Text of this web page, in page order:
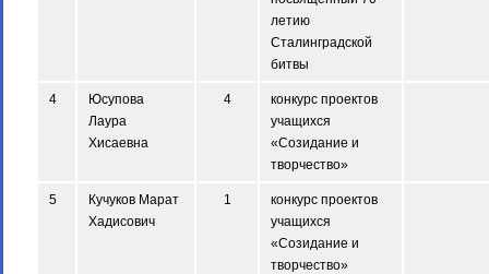
летию
Сталинградской
битвы
4
Юсупова
Лаура
Хисаевна
4
конкурс проектов
учащихся
«Созидание и
творчество»
5
Кучуков Марат
Хадисович
1
конкурс проектов
учащихся
«Созидание и
творчество»